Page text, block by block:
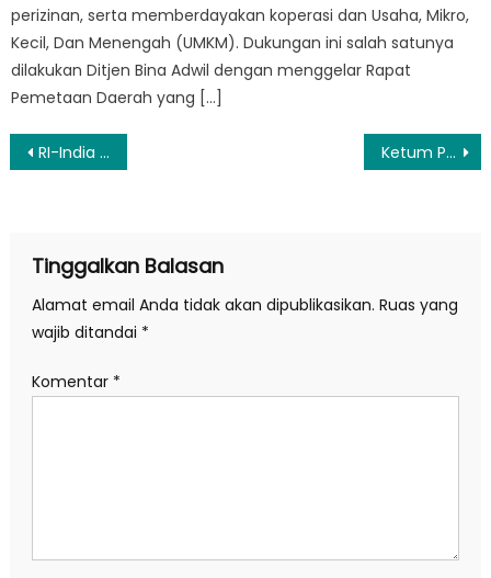
perizinan, serta memberdayakan koperasi dan Usaha, Mikro,
Kecil, Dan Menengah (UMKM). Dukungan ini salah satunya
dilakukan Ditjen Bina Adwil dengan menggelar Rapat
Pemetaan Daerah yang […]
Navigasi
RI-India Sepakat Restorasi Candi Prambanan, Prabowo: Kisah Ramayana Jadi Saksi Kedekatan Kedua Negara Ketum PKK: Generasi Muda Akan Bersaing dengan Teknologi pada 2045
Tinggalkan Balasan
Alamat email Anda tidak akan dipublikasikan. Ruas yang
wajib ditandai *
Komentar *